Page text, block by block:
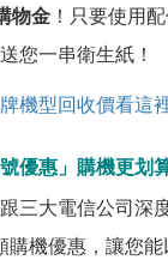
物金 ！只要使用
您一串衛生紙！
機型回收價看這
優惠」購機更划
三大電信公司深
機優惠，讓您